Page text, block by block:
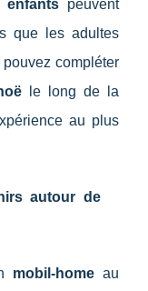
enfantspeuvent
que les adultes
pouvez compléter
le long de la
au plus
autour de
mobil-homeau